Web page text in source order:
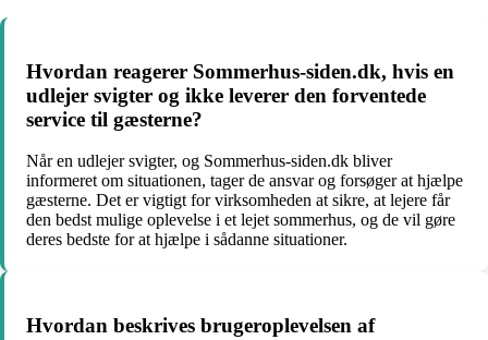
Hvordan reagerer Sommerhus-siden.dk, hvis en
udlejer svigter og ikke leverer den forventede
service til gæsterne?
Når en udlejer svigter, og Sommerhus-siden.dk bliver
informeret om situationen, tager de ansvar og forsøger at hjælpe
gæsterne. Det er vigtigt for virksomheden at sikre, at lejere får
den bedst mulige oplevelse i et lejet sommerhus, og de vil gøre
deres bedste for at hjælpe i sådanne situationer.
Hvordan beskrives brugeroplevelsen af